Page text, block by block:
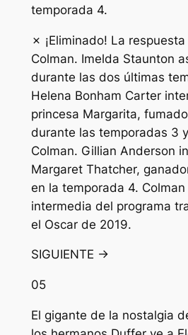
temporada 4.
✗ ¡Eliminado! La
Colman. Imelda Staunton
durante las dos últimas
Helena Bonham Carter
princesa Margarita,
durante las temporadas 3
Colman. Gillian Anderson
Margaret Thatcher,
en la temporada 4.
intermedia del programa
el Oscar de 2019.
SIGUIENTE →
05
El gigante de la nostalgia